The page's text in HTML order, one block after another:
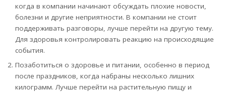
когда в компании начинают обсуждать плохие новости,
болезни и другие неприятности. В компании не стоит
поддерживать разговоры, лучше перейти на другую тему.
Для здоровья контролировать реакцию на происходящие
события.
Позаботиться о здоровье и питании, особенно в период
после праздников, когда набраны несколько лишних
килограмм. Лучше перейти на растительную пищу и